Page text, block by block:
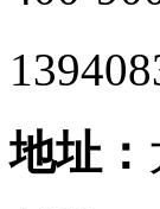
地址：